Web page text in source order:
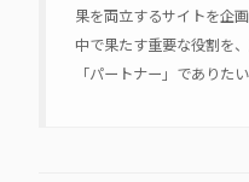
果を両立するサイトを企
中で果たす重要な役割を
「パートナー」でありた